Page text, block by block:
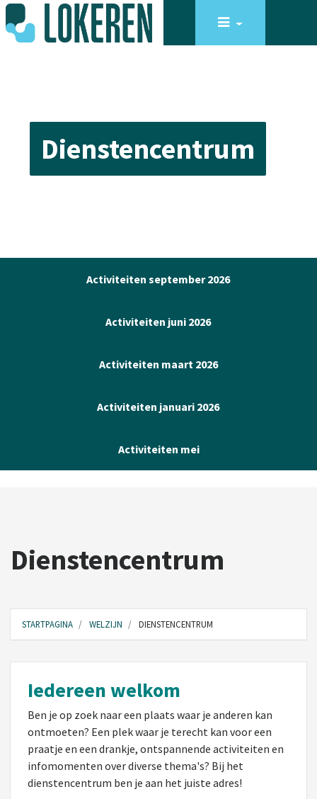
Dienstencentrum
Activiteiten september 2026
Activiteiten juni 2026
Activiteiten maart 2026
Activiteiten januari 2026
Activiteiten mei
Dienstencentrum
STARTPAGINA WELZIJN DIENSTENCENTRUM
Iedereen welkom
Ben je op zoek naar een plaats waar je anderen kan
ontmoeten? Een plek waar je terecht kan voor een
praatje en een drankje, ontspannende activiteiten en
infomomenten over diverse thema's? Bij het
dienstencentrum ben je aan het juiste adres!